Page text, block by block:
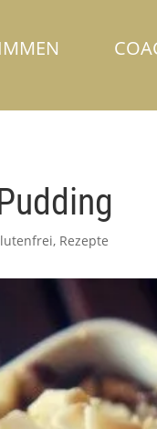
, Rezepte